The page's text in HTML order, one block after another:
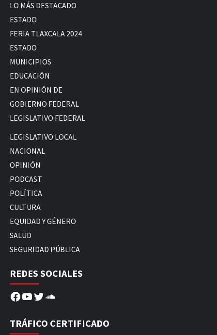
LO MÁS DESTACADO
ESTADO
FERIA TLAXCALA 2024
ESTADO
MUNICIPIOS
EDUCACIÓN
EN OPINIÓN DE
GOBIERNO FEDERAL
LEGISLATIVO FEDERAL
LEGISLATIVO LOCAL
NACIONAL
OPINIÓN
PODCAST
POLÍTICA
CULTURA
EQUIDAD Y GÉNERO
SALUD
SEGURIDAD PÚBLICA
REDES SOCIALES
Facebook
YouTube
Twitter
SoundCloud
TRÁFICO CERTIFICADO